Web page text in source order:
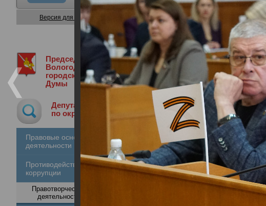
Версия для слабовидящих
Председатель
Вологодской
городской
Думы
Депутат
по округу
Правовые основы
деятельности
Противодействие
коррупции
Правотворческая
деятельность
Медиа библиотека Фотогалерея
43-я сессия
43-я сессия Вологодской городской Думы